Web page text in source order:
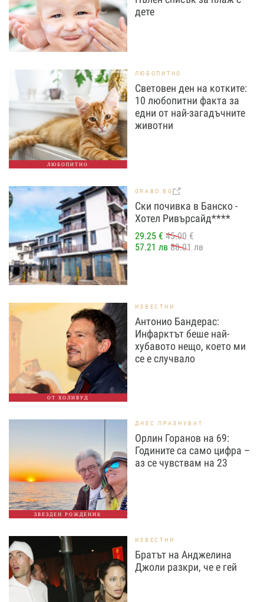
дете
ЛЮБОПИТНО
ЛЮБОПИТНО
Световен ден на котките:
10 любопитни факта за
едни от най-загадъчните
животни
GRABO.BG
Ски почивка в Банско -
Хотел Ривърсайд****
29.25 € 45.00 €
57.21 лв 88.01 лв
ОТ ХОЛИВУД
ИЗВЕСТНИ
Антонио Бандерас:
Инфарктът беше най-
хубавото нещо, което ми
се е случвало
ЗВЕЗДЕН РОЖДЕНИК
ДНЕС ПРАЗНУВАТ
Орлин Горанов на 69:
Годините са само цифра –
аз се чувствам на 23
ИЗВЕСТНИ
Братът на Анджелина
Джоли разкри, че е гей